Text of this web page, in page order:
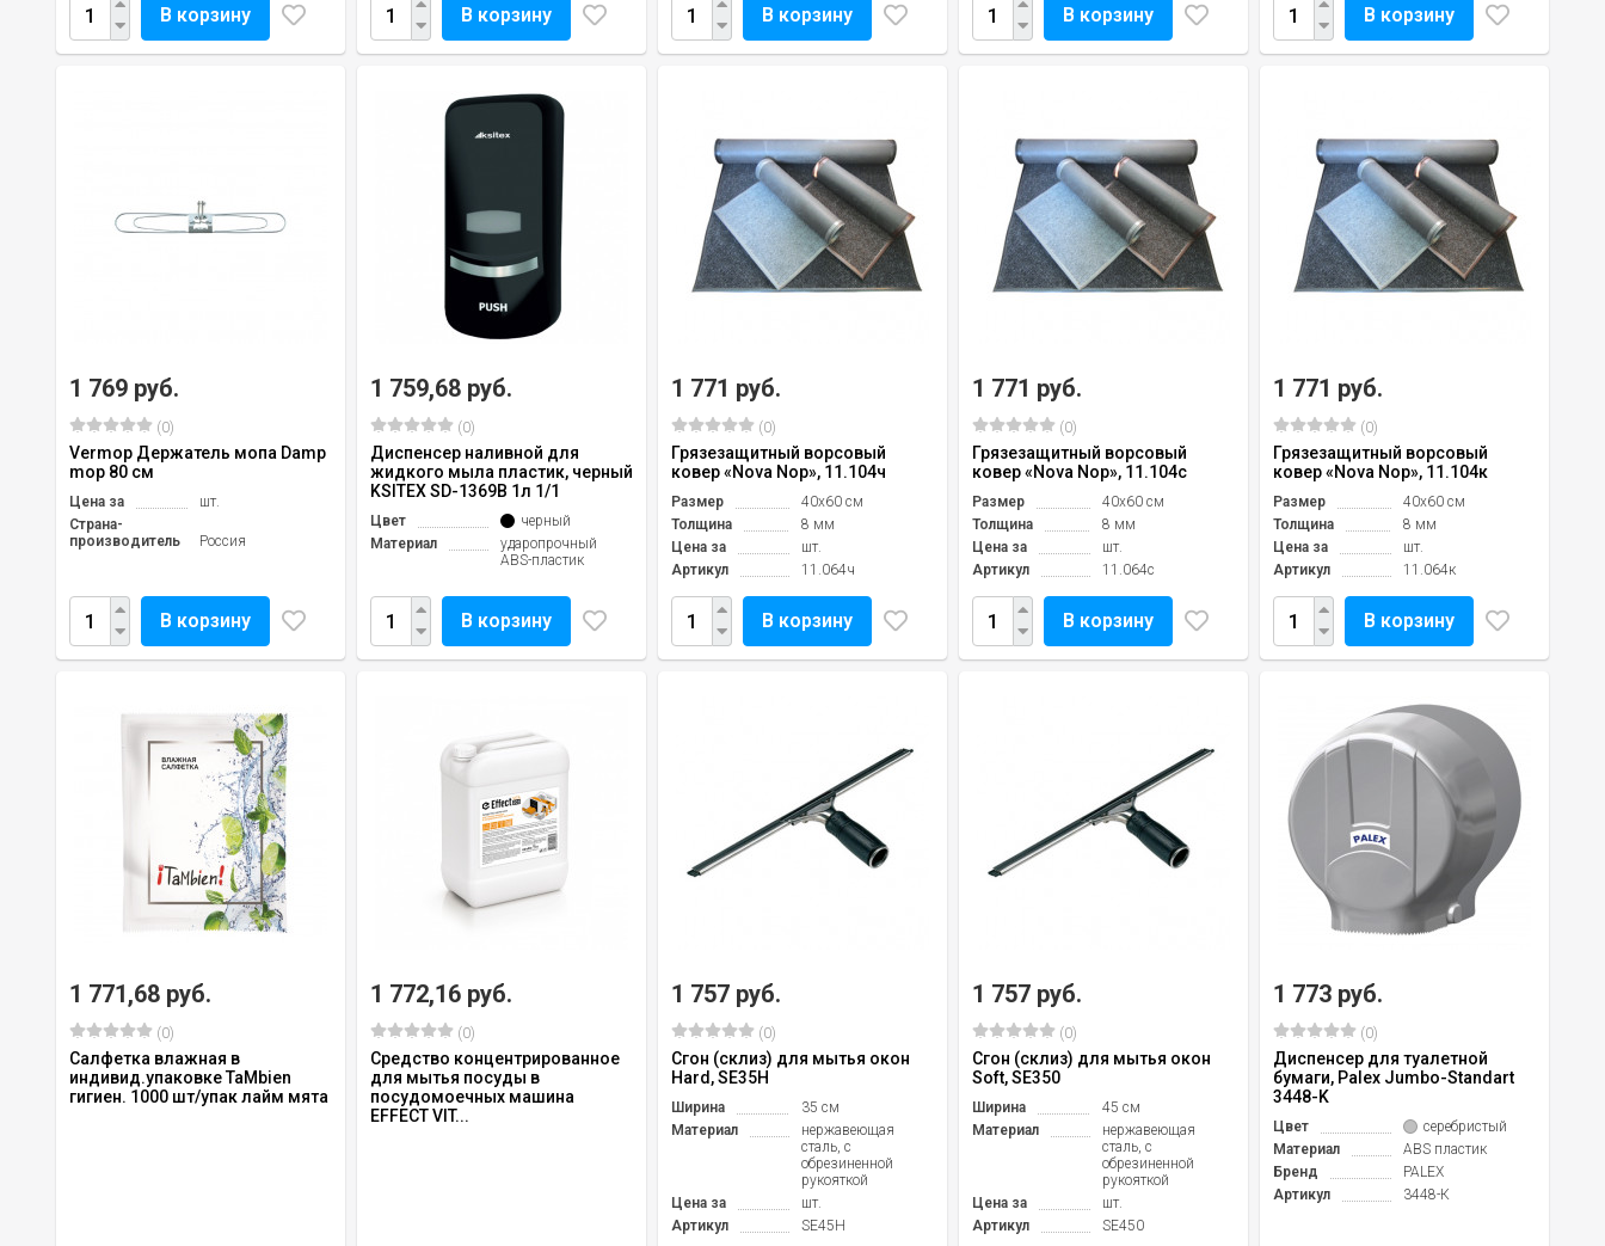
В корзину В корзину В корзину В корзину В корзину
1 769 руб.
(0)
Vermop Держатель мопа Damp
mop 80 см
Цена за
шт.
Страна-
производитель
Россия
В корзину
1 759,68 руб.
(0)
Диспенсер наливной для
жидкого мыла пластик, черный
KSITEX SD-1369В 1л 1/1
Цвет
черный
Материал
ударопрочный
ABS-пластик
В корзину
1 771 руб.
(0)
Грязезащитный ворсовый
ковер «Nova Nop», 11.104ч
Размер
40х60 см
Толщина
8 мм
Цена за
шт.
Артикул
11.064ч
В корзину
1 771 руб.
(0)
Грязезащитный ворсовый
ковер «Nova Nop», 11.104с
Размер
40х60 см
Толщина
8 мм
Цена за
шт.
Артикул
11.064с
В корзину
1 771 руб.
(0)
Грязезащитный ворсовый
ковер «Nova Nop», 11.104к
Размер
40х60 см
Толщина
8 мм
Цена за
шт.
Артикул
11.064к
В корзину
1 771,68 руб.
(0)
Салфетка влажная в
индивид.упаковке TaMbien
гигиен. 1000 шт/упак лайм мята
1 772,16 руб.
(0)
Средство концентрированное
для мытья посуды в
посудомоечных машина
EFFECT VIT...
1 757 руб.
(0)
Сгон (склиз) для мытья окон
Hard, SE35H
Ширина
35 см
Материал
нержавеющая
сталь, с
обрезиненной
рукояткой
Цена за
шт.
Артикул
SE45H
1 757 руб.
(0)
Сгон (склиз) для мытья окон
Soft, SE350
Ширина
45 см
Материал
нержавеющая
сталь, с
обрезиненной
рукояткой
Цена за
шт.
Артикул
SE450
1 773 руб.
(0)
Диспенсер для туалетной
бумаги, Palex Jumbo-Standart
3448-K
Цвет
серебристый
Материал
ABS пластик
Бренд
PALEX
Артикул
3448-К